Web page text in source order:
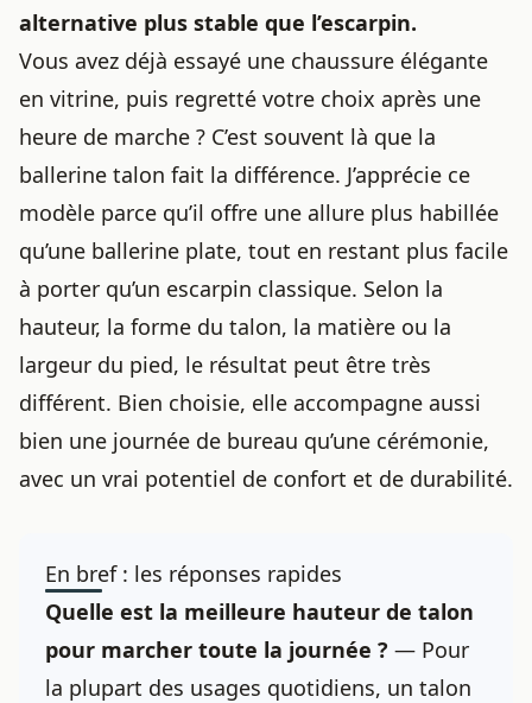
alternative plus stable que l’escarpin.
Vous avez déjà essayé une chaussure élégante
en vitrine, puis regretté votre choix après une
heure de marche ? C’est souvent là que la
ballerine talon fait la différence. J’apprécie ce
modèle parce qu’il offre une allure plus habillée
qu’une ballerine plate, tout en restant plus facile
à porter qu’un escarpin classique. Selon la
hauteur, la forme du talon, la matière ou la
largeur du pied, le résultat peut être très
différent. Bien choisie, elle accompagne aussi
bien une journée de bureau qu’une cérémonie,
avec un vrai potentiel de confort et de durabilité.
En bref : les réponses rapides
Quelle est la meilleure hauteur de talon
pour marcher toute la journée ? — Pour
la plupart des usages quotidiens, un talon